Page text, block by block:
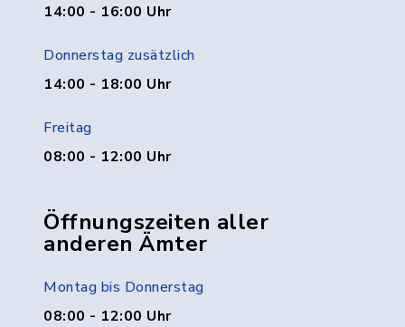
14:00 - 16:00 Uhr
Donnerstag zusätzlich
14:00 - 18:00 Uhr
Freitag
08:00 - 12:00 Uhr
Öffnungszeiten aller
anderen Ämter
Montag bis Donnerstag
08:00 - 12:00 Uhr